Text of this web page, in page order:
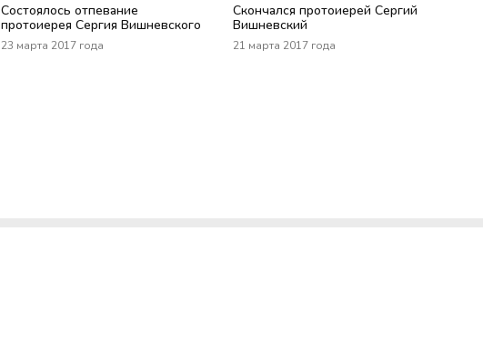
Состоялось отпевание
протоиерея Сергия Вишневского
23 марта 2017 года
Скончался протоиерей Сергий
Вишневский
21 марта 2017 года